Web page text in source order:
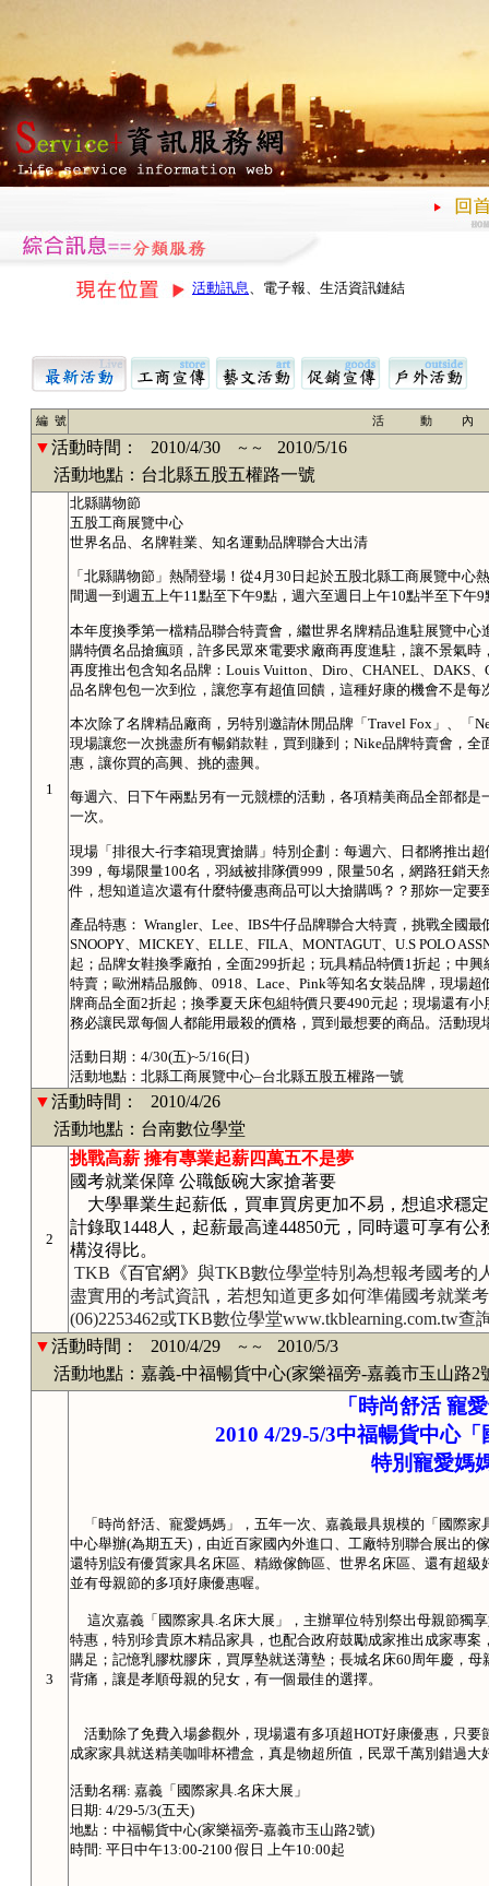
活動訊息、電子報、生活資訊鏈結
編 號 活 動 內
▼活動時間： 2010/4/30 ～～
2010/5/16
活動地點：台北縣五股五權路一號
1
北縣購物節
五股工商展覽中心
世界名品、名牌鞋業、知名運動品牌聯合大出清
「北縣購物節」熱鬧登場！從4月30日起於五股北縣工商展覽中心
間週一到週五上午11點至下午9點，週六至週日上午10點半至下午9
本年度換季第一檔精品聯合特賣會，繼世界名牌精品進駐展覽中
購特價名品搶瘋頭，許多民眾來電要求廠商再度進駐，讓不景氣
再度推出包含知名品牌：Louis Vuitton、Diro、CHANEL、DAKS
品名牌包包一次到位，讓您享有超值回饋，這種好康的機會不是每
本次除了名牌精品廠商，另特別邀請休閒品牌「Travel Fox」、「
現場讓您一次挑盡所有暢銷款鞋，買到賺到；Nike品牌特賣會，
惠，讓你買的高興、挑的盡興。
每週六、日下午兩點另有一元競標的活動，各項精美商品全部都
一次。
現場「排很大-行李箱現實搶購」特別企劃：每週六、日都將推出
399，每場限量100名，羽絨被排隊價999，限量50名，網路狂銷
件，想知道這次還有什麼特優惠商品可以大搶購嗎？？那妳一定要
產品特惠： Wrangler、Lee、IBS牛仔品牌聯合大特賣，挑戰全國
SNOOPY、MICKEY、ELLE、FILA、MONTAGUT、U.S POLO
起；品牌女鞋換季廠拍，全面299折起；玩具精品特價1折起；中
特賣；歐洲精品服飾、0918、Lace、Pink等知名女裝品牌，現場
牌商品全面2折起；換季夏天床包組特價只要490元起；現場還有
務必讓民眾每個人都能用最殺的價格，買到最想要的商品。活動現
活動日期：4/30(五)~5/16(日)
活動地點：北縣工商展覽中心–台北縣五股五權路一號
▼活動時間：
2010/4/26
活動地點：台南數位學堂
2
挑戰高薪 擁有專業起薪四萬五不是夢
國考就業保障 公職飯碗大家搶著要
大學畢業生起薪低，買車買房更加不易，想追求穩
計錄取1448人，起薪最高達44850元，同時還可享有
構沒得比。
TKB 《百官網》 與TKB數位學堂特別為想報考國考的
盡實用的考試資訊，若想知道更多如何準備國考就業
(06)2253462或TKB數位學堂www.tkblearning.com.tw查
▼活動時間： 2010/4/29 ～～
2010/5/3
活動地點：嘉義-中福暢貨中心(家樂福旁-嘉義市玉山路2
3
「時尚舒活 寵
2010 4/29-5/3中福暢貨中心「
特別寵愛媽
「時尚舒活、寵愛媽媽」，五年一次、嘉義最具規模的「國際家
中心舉辦(為期五天) ，由近百家國內外進口、工廠特別聯合展出的
還特別設有優質家具名床區、精緻傢飾區、世界名床區、還有超
並有母親節的多項好康優惠喔。
這次嘉義「國際家具.名床大展」，主辦單位特別祭出母親節獨
特惠，特別珍貴原木精品家具，也配合政府鼓勵成家推出成家專案
購足；記憶乳膠枕膠床，買厚墊就送薄墊；長城名床60周年慶，母
背痛，讓是孝順母親的兒女，有一個最佳的選擇。
活動除了免費入場參觀外，現場還有多項超HOT好康優惠，只要
成家家具就送精美咖啡杯禮盒，真是物超所值，民眾千萬別錯過大
活動名稱: 嘉義「國際家具.名床大展」
日期: 4/29-5/3(五天)
地點：中福暢貨中心(家樂福旁-嘉義市玉山路2號)
時間 : 平日中午13:00-2100假日 上午10:00起